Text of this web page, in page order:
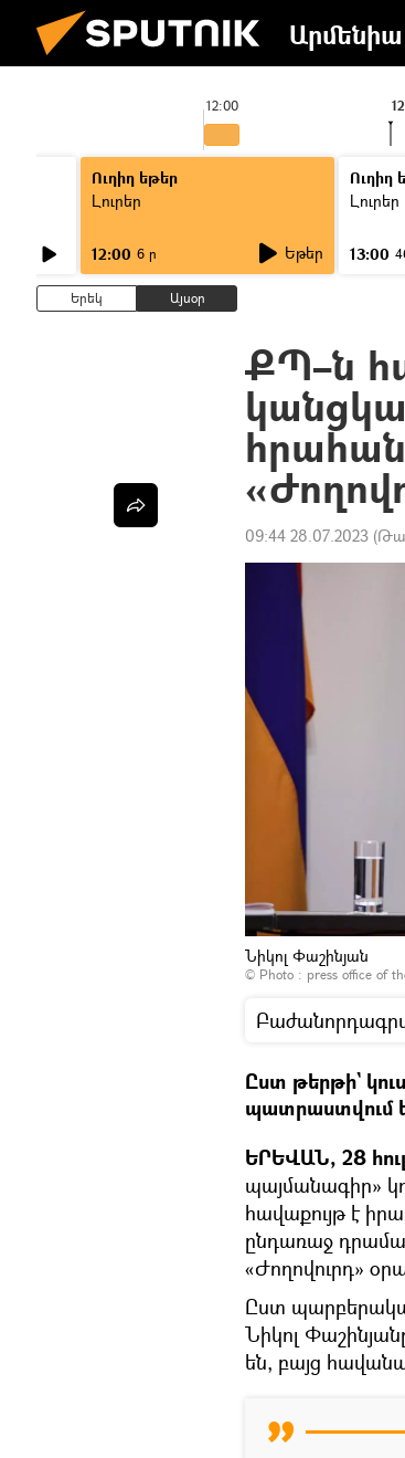
Արմենիա
12:00
Ուղիղ եթեր
Լուրեր
12:00 6 ր Եթեր
Ուղիղ
Լուրեր
13:00
Երեկ Այսօր
ՔՊ–ն
09:44 28.07.2023
Նիկոլ Փաշինյան
© Photo : press office of
Ըստ թերթի`
պատրաստվում
ԵՐԵՎԱՆ, 28
պայմանագիր»
հավաքույթ է
ընդառաջ
«Ժողովուրդ»
Ըստ
Նիկոլ
են, բայց